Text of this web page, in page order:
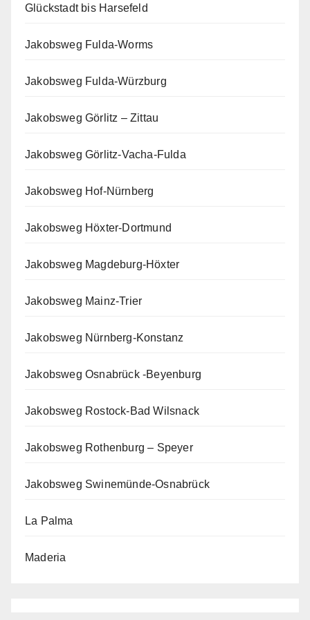
Glückstadt bis Harsefeld
Jakobsweg Fulda-Worms
Jakobsweg Fulda-Würzburg
Jakobsweg Görlitz – Zittau
Jakobsweg Görlitz-Vacha-Fulda
Jakobsweg Hof-Nürnberg
Jakobsweg Höxter-Dortmund
Jakobsweg Magdeburg-Höxter
Jakobsweg Mainz-Trier
Jakobsweg Nürnberg-Konstanz
Jakobsweg Osnabrück -Beyenburg
Jakobsweg Rostock-Bad Wilsnack
Jakobsweg Rothenburg – Speyer
Jakobsweg Swinemünde-Osnabrück
La Palma
Maderia